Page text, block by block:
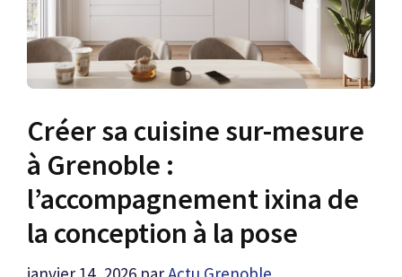
Créer sa cuisine sur-mesure
à Grenoble :
l’accompagnement ixina de
la conception à la pose